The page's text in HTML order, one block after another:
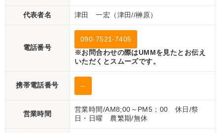
代表者名 津田 一宏（津田//榊原）
電話番号
090-7521-7405
※お問合わせの際はUMMを見たとお伝え
いただくとスムーズです。
携帯電話番号 --
営業時間
営業時間/AM8;00～PM5；00 休日/祭
日・日曜 農繁期/無休